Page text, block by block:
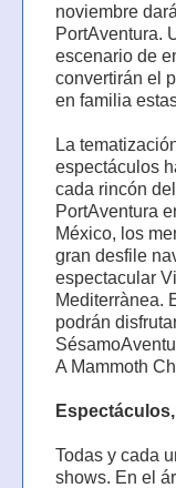
noviembre
PortAventura.
escenario de
convertirán el
en familia
La
espectáculos
cada rincón
PortAventura
México, los
gran desfile
espectacular
Mediterrànea.
podrán
A Mammoth
Todas y cada
shows. En el